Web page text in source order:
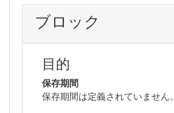
ブロック
目的
保存期間
保存期間は定義されていません。